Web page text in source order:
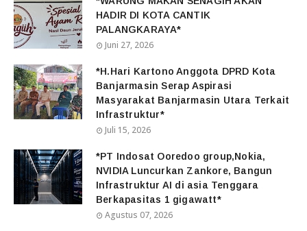
HADIR DI KOTA CANTIK
PALANGKARAYA*
Juni 27, 2026
*H.Hari Kartono Anggota DPRD Kota
Banjarmasin Serap Aspirasi
Masyarakat Banjarmasin Utara Terkait
Infrastruktur*
Juli 15, 2026
*PT Indosat Ooredoo group,Nokia,
NVIDIA Luncurkan Zankore, Bangun
Infrastruktur AI di asia Tenggara
Berkapasitas 1 gigawatt*
Agustus 07, 2026